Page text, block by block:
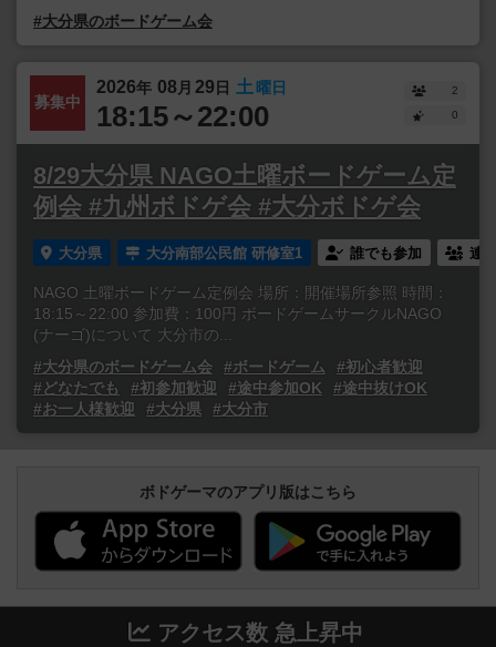
#大分県のボードゲーム会
募集中
2026年 08 月 29日 土曜日
18:15～22:00
2
0
8/29大分県 NAGO土曜ボードゲーム定
例会 #九州ボドゲ会 #大分ボドゲ会
大分県 大分南部公民館 研修室1 誰でも参加 連
NAGO 土曜ボードゲーム定例会 場所：開催場所参照 時間：
18:15～22:00 参加費：100円 ボードゲームサークルNAGO
(ナーゴ)について 大分市の...
#大分県のボードゲーム会
#ボードゲーム
#初心者歓迎
#どなたでも
#初参加歓迎 #途中参加OK
#途中抜けOK
#お一人様歓迎
#大分県 #大分市
ボドゲーマのアプリ版はこちら
アクセス数 急上昇中